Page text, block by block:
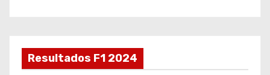
Resultados F1 2024